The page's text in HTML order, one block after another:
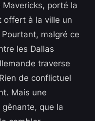
porté la
offert à la ville un
malgré ce
les Dallas
traverse
de conflictuel
Mais une
que la